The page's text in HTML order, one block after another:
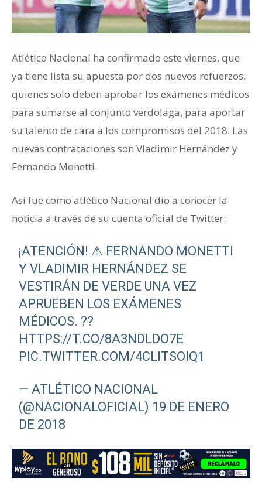
Atlético Nacional ha confirmado este viernes, que
ya tiene lista su apuesta por dos nuevos refuerzos,
quienes solo deben aprobar los exámenes médicos
para sumarse al conjunto verdolaga, para aportar
su talento de cara a los compromisos del 2018. Las
nuevas contrataciones son Vladimir Hernández y
Fernando Monetti.
Así fue como atlético Nacional dio a conocer la
noticia a través de su cuenta oficial de Twitter:
¡ATENCIÓN! ⚠ FERNANDO MONETTI
Y VLADIMIR HERNÁNDEZ SE
VESTIRÁN DE VERDE UNA VEZ
APRUEBEN LOS EXÁMENES
MÉDICOS. ??
HTTPS://T.CO/8A3NDLDO7E
PIC.TWITTER.COM/4CLITSOIQ1
— ATLÉTICO NACIONAL
(@NACIONALOFICIAL) 19 DE ENERO
DE 2018